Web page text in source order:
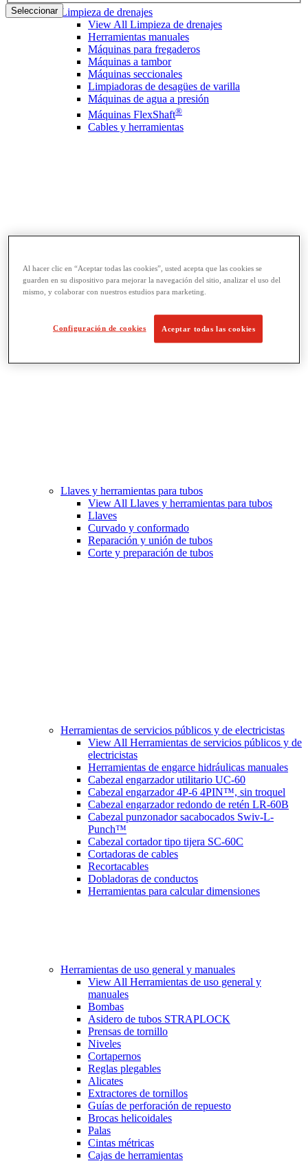
Seleccionar Limpieza de drenajes
View All Limpieza de drenajes
Herramientas manuales
Máquinas para fregaderos
Máquinas a tambor
Máquinas seccionales
Limpiadoras de desagües de varilla
Máquinas de agua a presión
Máquinas FlexShaft®
Cables y herramientas
View All Fabricación de roscado y tuberías
Roscado
Ranurado de rodillo
Prensas y soportes de tornillo para tubos
Corte y fabricación de tubos
Llaves y herramientas para tubos
View All Llaves y herramientas para tubos
Llaves
Curvado y conformado
Reparación y unión de tubos
Corte y preparación de tubos
Herramientas de servicios públicos y de electricistas
View All Herramientas de servicios públicos y de
electricistas
Herramientas de engarce hidráulicas manuales
Cabezal engarzador utilitario UC-60
Cabezal engarzador 4P-6 4PIN™, sin troquel
Cabezal engarzador redondo de retén LR-60B
Cabezal punzonador sacabocados Swiv-L-
Punch™
Cabezal cortador tipo tijera SC-60C
Cortadoras de cables
Recortacables
Dobladoras de conductos
Herramientas para calcular dimensiones
Herramientas de uso general y manuales
View All Herramientas de uso general y
manuales
Bombas
Asidero de tubos STRAPLOCK
Prensas de tornillo
Niveles
Cortapernos
Reglas plegables
Alicates
Extractores de tornillos
Guías de perforación de repuesto
Brocas helicoidales
Palas
Cintas métricas
Cajas de herramientas
Al hacer clic en “Aceptar todas las cookies”, usted acepta que las cookies se
guarden en su dispositivo para mejorar la navegación del sitio, analizar el uso del
mismo, y colaborar con nuestros estudios para marketing.
Configuración de cookies Aceptar todas las cookies